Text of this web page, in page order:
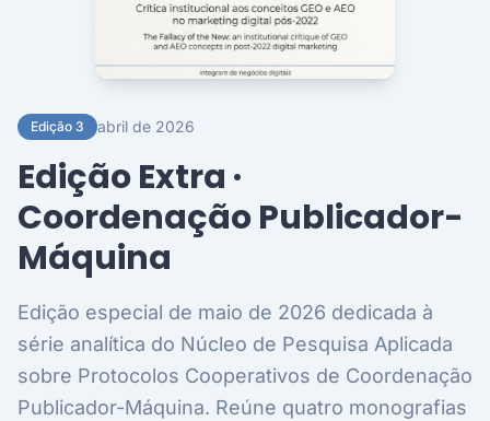
Edição 3 abril de 2026
Edição Extra ·
Coordenação Publicador-
Máquina
Edição especial de maio de 2026 dedicada à
série analítica do Núcleo de Pesquisa Aplicada
sobre Protocolos Cooperativos de Coordenação
Publicador-Máquina. Reúne quatro monografias